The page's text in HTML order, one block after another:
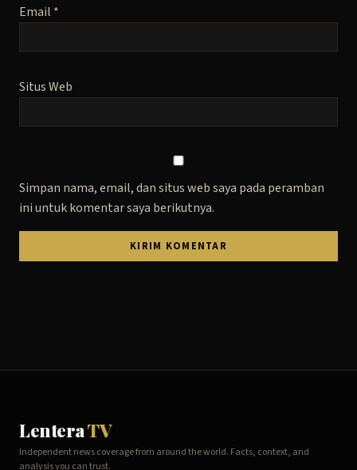
Email *
Situs Web
Simpan nama, email, dan situs web saya pada peramban
ini untuk komentar saya berikutnya.
LenteraTV
Independent news coverage from around the world. Facts, context, and
analysis you can trust.